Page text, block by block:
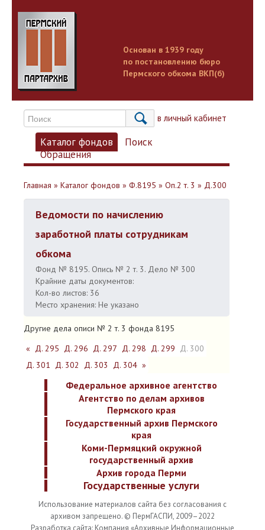
Основан в 1939 году
по постановлению бюро
Пермского обкома ВКП(б)
Вход в личный кабинет
Каталог фондов
Поиск
Обращения
Главная » Каталог фондов » Ф.8195 » Оп.2 т. 3 » Д.300
Ведомости по начислению
заработной платы сотрудникам
обкома
Фонд № 8195. Опись № 2 т. 3. Дело № 300
Крайние даты документов:
Кол-во листов: 36
Место хранения: Не указано
Другие дела описи № 2 т. 3 фонда 8195
« Д. 295 Д. 296 Д. 297 Д. 298 Д. 299 Д. 300
Д. 301 Д. 302 Д. 303 Д. 304 »
Федеральное архивное агентство
Агентство по делам архивов
Пермского края
Государственный архив Пермского
края
Коми-Пермяцкий окружной
государственный архив
Архив города Перми
Государственные услуги
Использование материалов сайта без согласования с
архивом запрещено. © ПермГАСПИ, 2009–2022
Разработка сайта: Компания «Архивные Информационные